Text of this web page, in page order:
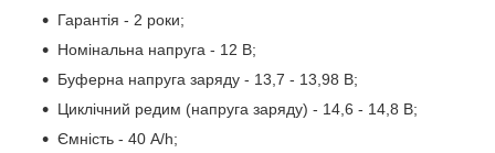
Гарантія - 2 роки;
Номінальна напруга - 12 В;
Буферна напруга заряду - 13,7 - 13,98 В;
Циклічний редим (напруга заряду) - 14,6 - 14,8 В;
Ємність - 40 A/h;